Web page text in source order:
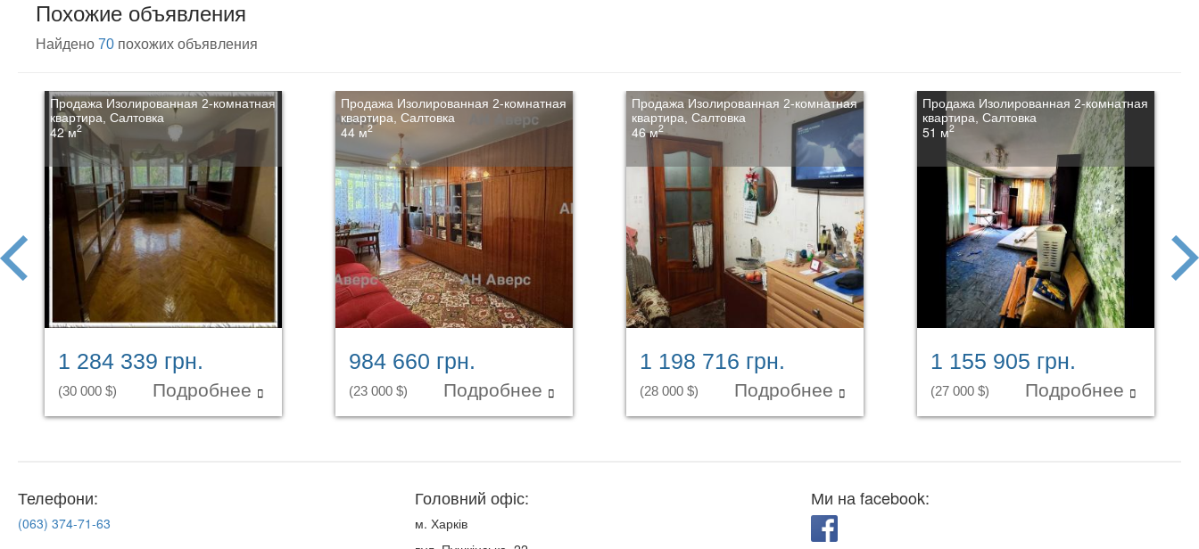
Похожие объявления
Найдено 70 похожих объявления
Продажа Изолированная 2-комнатная
квартира, Салтовка
42 м2
1 284 339 грн.
(30 000 $) Подробнее
Продажа Изолированная 2-комнатная
квартира, Салтовка
44 м2
984 660 грн.
(23 000 $) Подробнее
Продажа Изолированная 2-комнатная
квартира, Салтовка
46 м2
1 198 716 грн.
(28 000 $) Подробнее
Продажа Изолированная 2-комнатная
квартира, Салтовка
51 м2
1 155 905 грн.
(27 000 $) Подробнее
prev
next
Телефони:
(063) 374-71-63
Головний офіс:
м. Харків
Ми на facebook: